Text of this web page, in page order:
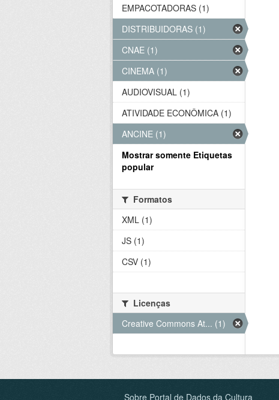
EMPACOTADORAS (1)
DISTRIBUIDORAS (1)
CNAE (1)
CINEMA (1)
AUDIOVISUAL (1)
ATIVIDADE ECONÔMICA (1)
ANCINE (1)
Mostrar somente Etiquetas
popular
Formatos
XML (1)
JS (1)
CSV (1)
Licenças
Creative Commons At... (1)
Sobre Portal de Dados da Cultura